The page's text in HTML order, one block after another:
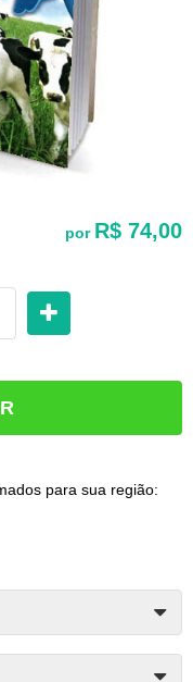
por R$ 74,00
para sua região: